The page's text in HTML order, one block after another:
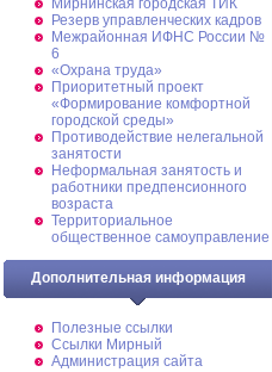
Мирнинская городская ТИК
Резерв управленческих кадров
Межрайонная ИФНС России №
6
«Охрана труда»
Приоритетный проект
«Формирование комфортной
городской среды»
Противодействие нелегальной
занятости
Неформальная занятость и
работники предпенсионного
возраста
Территориальное
общественное самоуправление
Дополнительная информация
Полезные ссылки
Ссылки Мирный
Администрация сайта